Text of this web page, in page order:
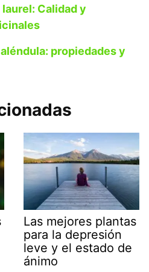
Calidad y
propiedades y
Las mejores plantas
para la depresión
leve y el estado de
ánimo